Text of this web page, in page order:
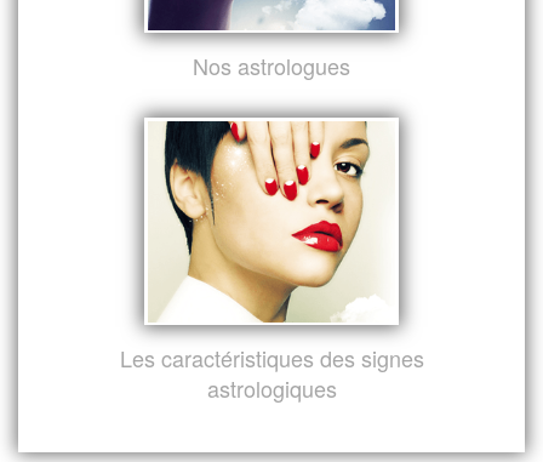
Nos astrologues
Les caractéristiques des signes
astrologiques